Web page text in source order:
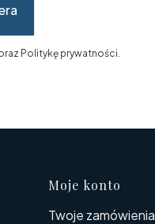
Politykę prywatności.
Moje konto
Twoje zamówienia